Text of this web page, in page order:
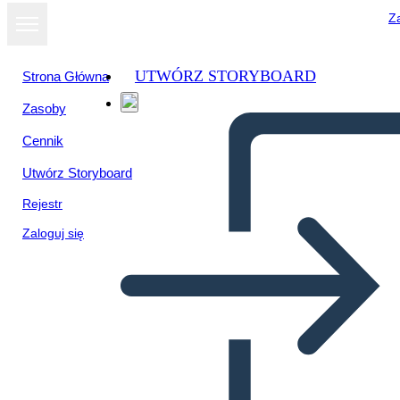
Strona Główna
Zasoby
Cennik
Utwórz Storyboard
Rejestr
Zaloguj się
UTWÓRZ STORYBOARD